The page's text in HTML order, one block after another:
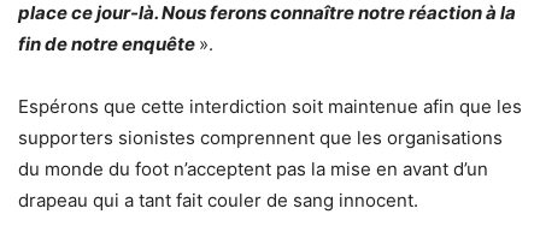
place ce jour-là. Nous ferons connaître notre réaction à la
fin de notre enquête ».
Espérons que cette interdiction soit maintenue afin que les
supporters sionistes comprennent que les organisations
du monde du foot n’acceptent pas la mise en avant d’un
drapeau qui a tant fait couler de sang innocent.